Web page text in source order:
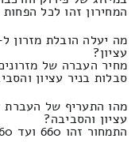
המחירון זהו לכל הפחות 190 ₪.
עציון?
מחיר העברה של
סבלות בניר עציון והסביבה
מהו התעריף של העברת
עציון והסביבה?
התמחור זהו 660 ועד 260 שקלים.